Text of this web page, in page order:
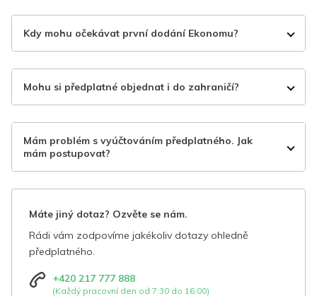
Kdy mohu očekávat první dodání Ekonomu?
Mohu si předplatné objednat i do zahraničí?
Mám problém s vyúčtováním předplatného. Jak
mám postupovat?
Máte jiný dotaz? Ozvěte se nám.
Rádi vám zodpovíme jakékoliv dotazy ohledně
předplatného.
+420 217 777 888
(Každý pracovní den od 7:30 do 16:00)